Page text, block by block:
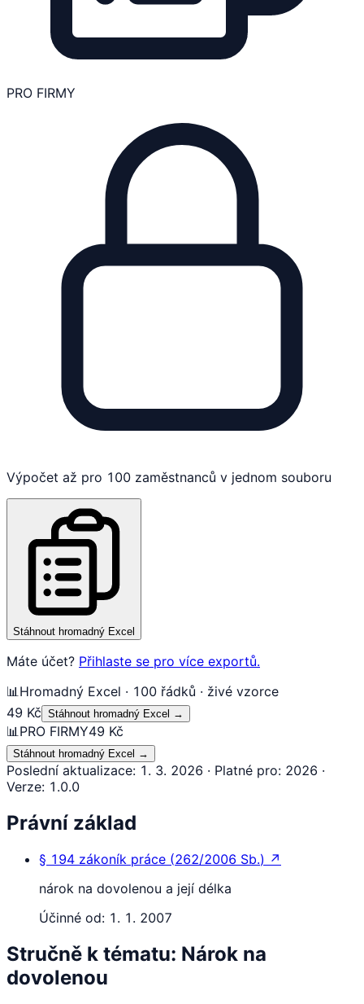
PRO FIRMY
Výpočet až pro 100 zaměstnanců v jednom souboru
Stáhnout hromadný Excel
Máte účet? Přihlaste se pro více exportů.
📊 Hromadný Excel · 100 řádků · živé vzorce
49 Kč Stáhnout hromadný Excel →
📊 PRO FIRMY49 Kč
Stáhnout hromadný Excel →
Poslední aktualizace: 1. 3. 2026 · Platné pro: 2026 ·
Verze: 1.0.0
Právní základ
§ 194 zákoník práce (262/2006 Sb.) ↗
nárok na dovolenou a její délka
Účinné od: 1. 1. 2007
Stručně k tématu: Nárok na
dovolenou